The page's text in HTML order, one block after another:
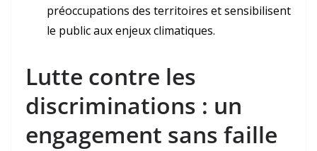
préoccupations des territoires et sensibilisent
le public aux enjeux climatiques.
Lutte contre les
discriminations : un
engagement sans faille